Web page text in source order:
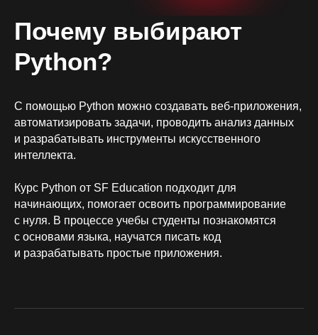
Почему выбирают
Python?
С помощью Python можно создавать веб-приложения,
автоматизировать задачи, проводить анализ данных
и разрабатывать инструменты искусственного
интеллекта.
Курс Python от SF Education подходит для
начинающих, помогает освоить программирование
с нуля. В процессе учебы студенты познакомятся
с основами языка, научатся писать код
и разрабатывать простые приложения.